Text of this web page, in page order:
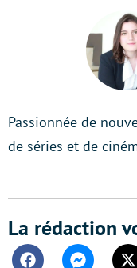
Passionnée de
de séries et de
La rédaction